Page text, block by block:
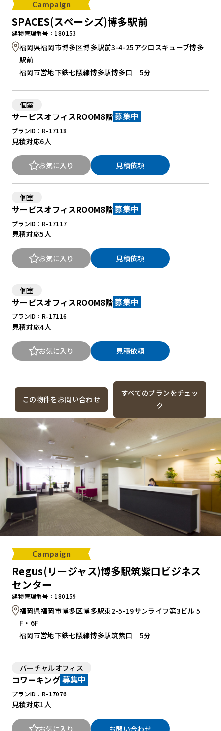
Campaign
SPACES(スペーシズ)博多駅前
建物管理番号：180153
福岡県福岡市博多区博多駅前3-4-25アクロスキューブ博多
駅前
福岡市営地下鉄七隈線博多駅博多口 5分
個室
サービスオフィスROOM8階募集中
プランID：R-17118
見積対応6人
お気に入り 見積依頼
個室
サービスオフィスROOM8階募集中
プランID：R-17117
見積対応5人
お気に入り 見積依頼
個室
サービスオフィスROOM8階募集中
プランID：R-17116
見積対応4人
お気に入り 見積依頼
この物件をお問い合わせ
すべてのプランをチェッ
ク
Campaign
Regus(リージャス)博多駅筑紫口ビジネス
センター
建物管理番号：180159
福岡県福岡市博多区博多駅東2-5-19サンライフ第3ビル 5
F・6F
福岡市営地下鉄七隈線博多駅筑紫口 5分
バーチャルオフィス
コワーキング 募集中
プランID：R-17076
見積対応1人
お気に入り お問い合わせ